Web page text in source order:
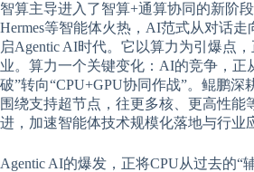
智算主导进入了智算+通算协同的新阶段
Hermes等智能体火热，AI范式从对话走
启Agentic AI时代。它以算力为引爆点
业。算力一个关键变化：AI的竞争，正
破”转向“CPU+GPU协同作战”。鲲鹏深
围绕支持超节点，往更多核、更高性能
进，加速智能体技术规模化落地与行业
Agentic AI的爆发，正将CPU从过去的“